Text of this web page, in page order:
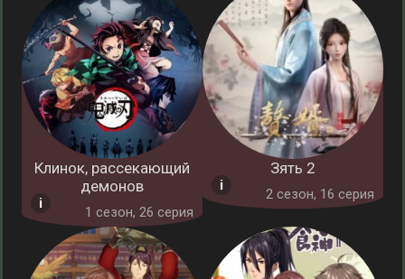
Клинок, рассекающий
демонов
1 cезон, 26 серия
Зять 2
2 cезон, 16 серия